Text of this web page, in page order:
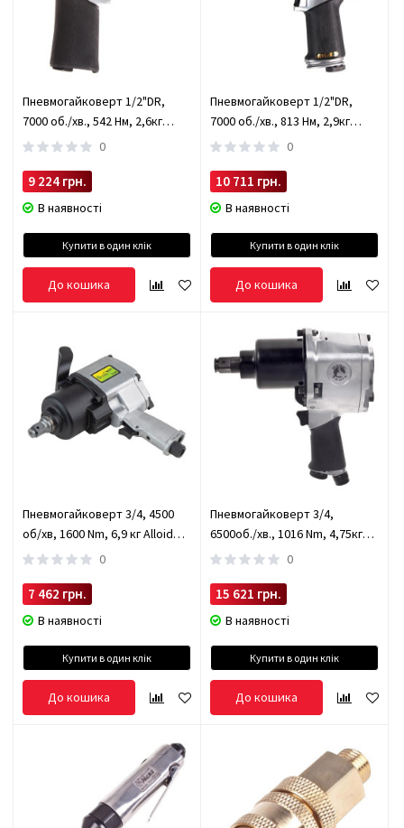
Пневмогайковерт 1/2"DR,
7000 об./хв., 542 Нм, 2,6кг
(84110) HANS (84110)
0
9 224 грн.
В наявності
Купити в один клік
До кошика
Пневмогайковерт 1/2"DR,
7000 об./хв., 813 Нм, 2,9кг
(84111) HANS (84111)
0
10 711 грн.
В наявності
Купити в один клік
До кошика
Пневмогайковерт 3/4, 4500
об/хв, 1600 Nm, 6,9 кг Alloid
(ПГ- 5562)
0
7 462 грн.
В наявності
Купити в один клік
До кошика
Пневмогайковерт 3/4,
6500об./хв., 1016 Nm, 4,75кг
(86111) HANS (86111)
0
15 621 грн.
В наявності
Купити в один клік
До кошика